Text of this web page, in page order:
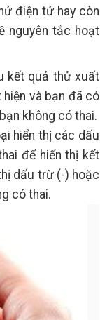
điện tử hay còn
nguyên tắc hoạt
kết quả thử xuất
và bạn đã có
không có thai.
hiển thị các dấu
để hiển thị kết
dấu trừ (-) hoặc
có thai.